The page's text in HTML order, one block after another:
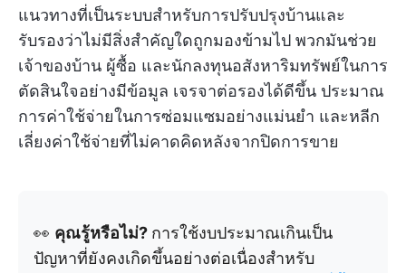
แนวทางที่เป็นระบบสำหรับการปรับปรุงบ้านและ
รับรองว่าไม่มีสิ่งสำคัญใดถูกมองข้ามไป พวกมันช่วย
เจ้าของบ้าน ผู้ซื้อ และนักลงทุนอสังหาริมทรัพย์ในการ
ตัดสินใจอย่างมีข้อมูล เจรจาต่อรองได้ดีขึ้น ประมาณ
การค่าใช้จ่ายในการซ่อมแซมอย่างแม่นยำ และหลีก
เลี่ยงค่าใช้จ่ายที่ไม่คาดคิดหลังจากปิดการขาย
👀 คุณรู้หรือไม่? การใช้งบประมาณเกินเป็น
ปัญหาที่ยังคงเกิดขึ้นอย่างต่อเนื่องสำหรับ